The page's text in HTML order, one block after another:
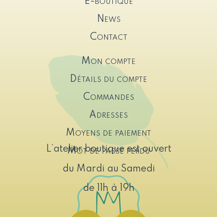
News
Contact
Mon compte
Détails du compte
Commandes
Adresses
Moyens de paiement
Mot de passe perdu
L’atelier boutique est ouvert
du Mardi au Samedi
de 11h à 19h